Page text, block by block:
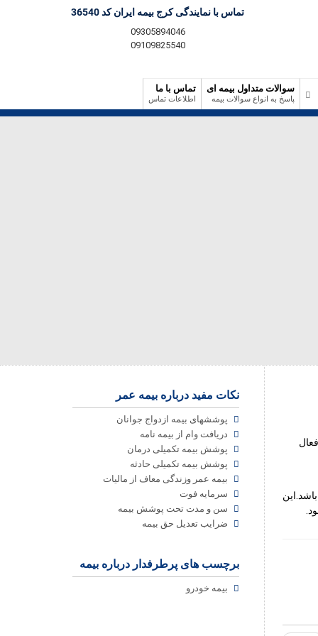
تماس با نمایندگی کرج بیمه ایران کد 36540
09305894046
09109825540
سوالات متداول بیمه ای
پاسخ به انواع سوالات بیمه
تماس با ما
اطلاعات تماس
نکات مفید درباره بیمه عمر
پوششهای بیمه ازدواج جوانان
دریافت وام از بیمه نامه
پوشش بیمه تکمیلی درمان
پوشش بیمه تکمیلی حادثه
بیمه عمر وزندگی معاف از مالیات
سرمایه فوت
سن و مدت تحت پوشش بیمه
ضرایب تعدیل حق بیمه
برچسب های پرطرفدار درباره بیمه
بیمه خودرو